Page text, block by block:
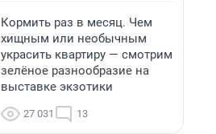
Кормить раз в месяц. Чем
хищным или необычным
украсить квартиру — смотрим
зелёное разнообразие на
выставке экзотики
27 031 13